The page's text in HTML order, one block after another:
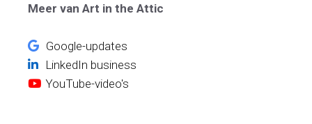
Meer van Art in the Attic
Google-updates
LinkedIn business
YouTube-video's